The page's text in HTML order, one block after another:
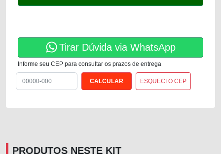
Tirar Dúvida via WhatsApp
Informe seu CEP para consultar os prazos de entrega
ESQUECI O CEP
PRODUTOS NESTE KIT